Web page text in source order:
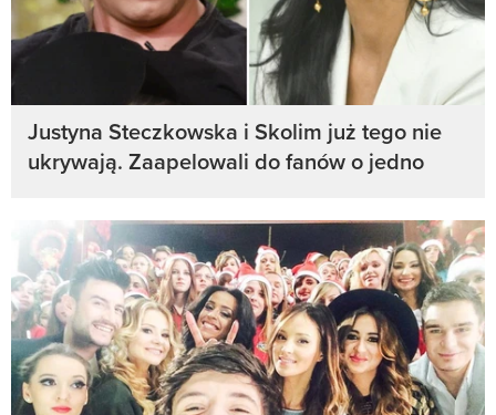
Justyna Steczkowska i Skolim już tego nie
ukrywają. Zaapelowali do fanów o jedno